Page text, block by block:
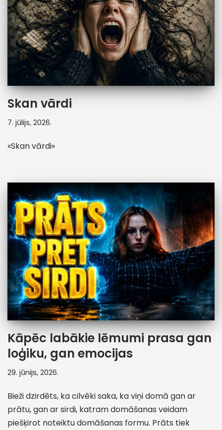
Skan vārdi
7. jūlijs, 2026.
«Skan vārdi»
Kāpēc labākie lēmumi prasa gan
loģiku, gan emocijas
29. jūnijs, 2026.
Bieži dzirdēts, ka cilvēki saka, ka viņi domā gan ar
prātu, gan ar sirdi, katram domāšanas veidam
piešķirot noteiktu domāšanas formu. Prāts tiek